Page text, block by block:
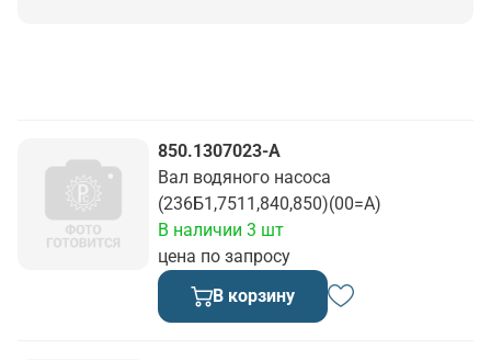
850.1307023-А
Вал водяного насоса
(236Б1,7511,840,850)(00=А)
цена по запросу
В наличии 3 шт
В корзину